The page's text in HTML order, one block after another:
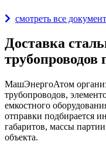
смотреть все
Доставка
МашЭнергоАтом
трубопроводов,
емкостного
отправки подбирается
габаритов, массы
объекта.